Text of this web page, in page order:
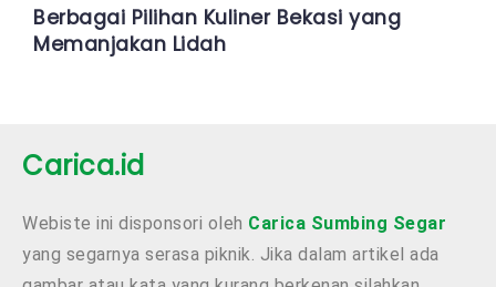
Berbagai Pilihan Kuliner Bekasi yang
Memanjakan Lidah
Carica.id
Webiste ini disponsori oleh Carica Sumbing Segar
yang segarnya serasa piknik. Jika dalam artikel ada